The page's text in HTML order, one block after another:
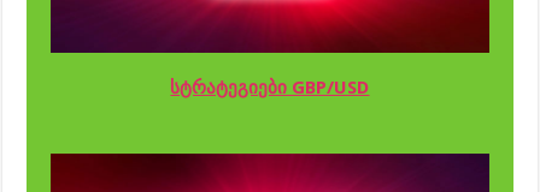
სტრატეგიები GBP/USD